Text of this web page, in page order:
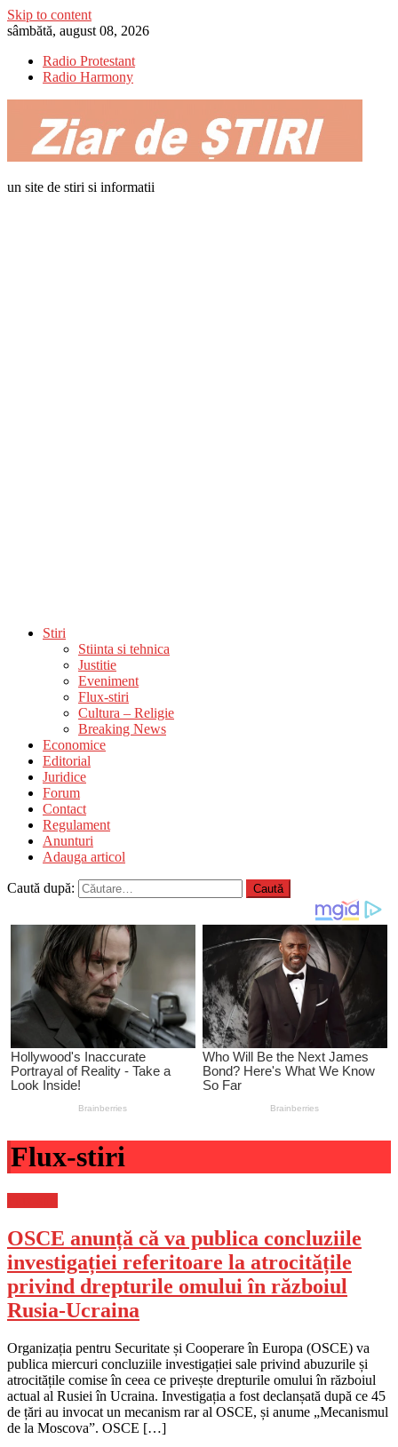
Skip to content
sâmbătă, august 08, 2026
Radio Protestant
Radio Harmony
un site de stiri si informatii
Stiri
Stiinta si tehnica
Justitie
Eveniment
Flux-stiri
Cultura – Religie
Breaking News
Economice
Editorial
Juridice
Forum
Contact
Regulament
Anunturi
Adauga articol
Caută după:
Flux-stiri
OSCE anunță că va publica concluziile
investigației referitoare la atrocitățile
privind drepturile omului în războiul
Rusia-Ucraina
Organizația pentru Securitate și Cooperare în Europa (OSCE) va
publica miercuri concluziile investigației sale privind abuzurile și
atrocitățile comise în ceea ce privește drepturile omului în războiul
actual al Rusiei în Ucraina. Investigația a fost declanșată după ce 45
de țări au invocat un mecanism rar al OSCE, și anume „Mecanismul
de la Moscova”. OSCE […]